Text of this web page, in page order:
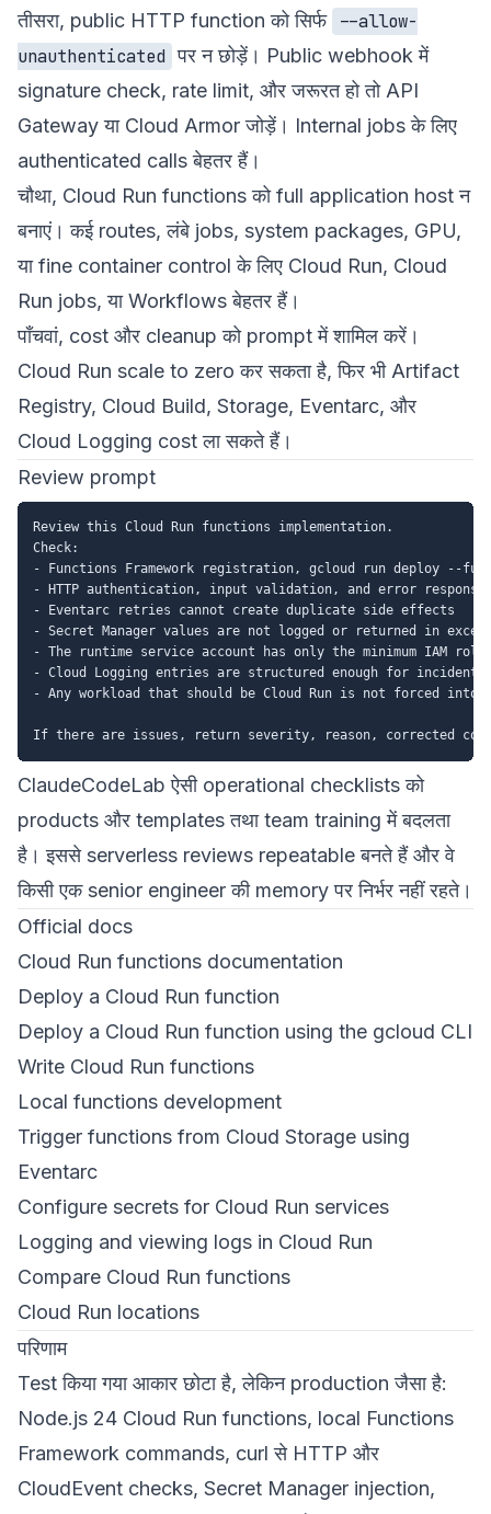
तीसरा, public HTTP function को सिर्फ --allow-
unauthenticated पर न छोड़ें। Public webhook में
signature check, rate limit, और जरूरत हो तो API
Gateway या Cloud Armor जोड़ें। Internal jobs के लिए
authenticated calls बेहतर हैं।
चौथा, Cloud Run functions को full application host न
बनाएं। कई routes, लंबे jobs, system packages, GPU,
या fine container control के लिए Cloud Run, Cloud
Run jobs, या Workflows बेहतर हैं।
पाँचवां, cost और cleanup को prompt में शामिल करें।
Cloud Run scale to zero कर सकता है, फिर भी Artifact
Registry, Cloud Build, Storage, Eventarc, और
Cloud Logging cost ला सकते हैं।
Review prompt
Review this Cloud Run functions implementation.
Check:
- Functions Framework registration, gcloud run deploy --
- HTTP authentication, input validation, and error
- Eventarc retries cannot create duplicate side effects
- Secret Manager values are not logged or returned in
- The runtime service account has only the minimum IAM
- Cloud Logging entries are structured enough for incident
- Any workload that should be Cloud Run is not forced into
ClaudeCodeLab ऐसी operational checklists को
products और templatesतथाteam training में बदलता
है। इससे serverless reviews repeatable बनते हैं और वे
किसी एक senior engineer की memory पर निर्भर नहीं रहते।
Official docs
Cloud Run functions documentation
Deploy a Cloud Run function
Deploy a Cloud Run function using the gcloud CLI
Write Cloud Run functions
Local functions development
Trigger functions from Cloud Storage using
Eventarc
Configure secrets for Cloud Run services
Logging and viewing logs in Cloud Run
Compare Cloud Run functions
Cloud Run locations
परिणाम
Test किया गया आकार छोटा है, लेकिन production जैसा है:
Node.js 24 Cloud Run functions, local Functions
Framework commands, curl से HTTP और
CloudEvent checks, Secret Manager injection,